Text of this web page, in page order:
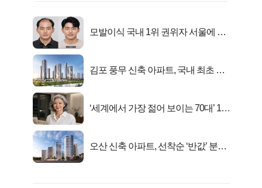
모발이식 국내 1위 권위자 서울에 있
김포 풍무 신축 아파트, 국내 최초 반
‘세계에서 가장 젊어 보이는 70대’ 1위
오산 신축 아파트, 선착순 ‘반값’ 분양